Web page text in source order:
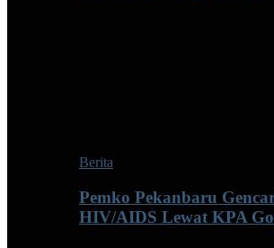
Berita
Pemko Pekanbaru
HIV/AIDS Lewat KPA